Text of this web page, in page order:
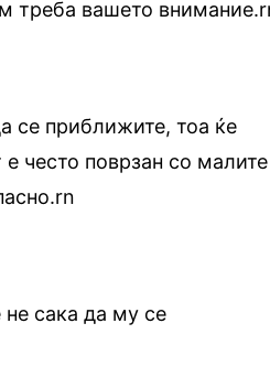
треба вашето
се приближите, тоа ќе
е често поврзан со малите
не сака да му се